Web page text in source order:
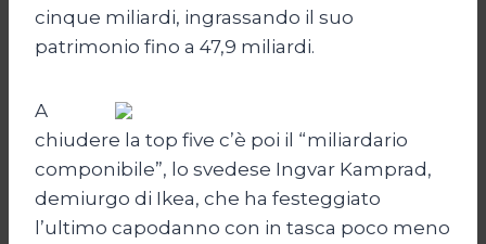
cinque miliardi, ingrassando il suo
patrimonio fino a 47,9 miliardi.
A
chiudere la top five c’è poi il “miliardario
componibile”, lo svedese Ingvar Kamprad,
demiurgo di Ikea, che ha festeggiato
l’ultimo capodanno con in tasca poco meno